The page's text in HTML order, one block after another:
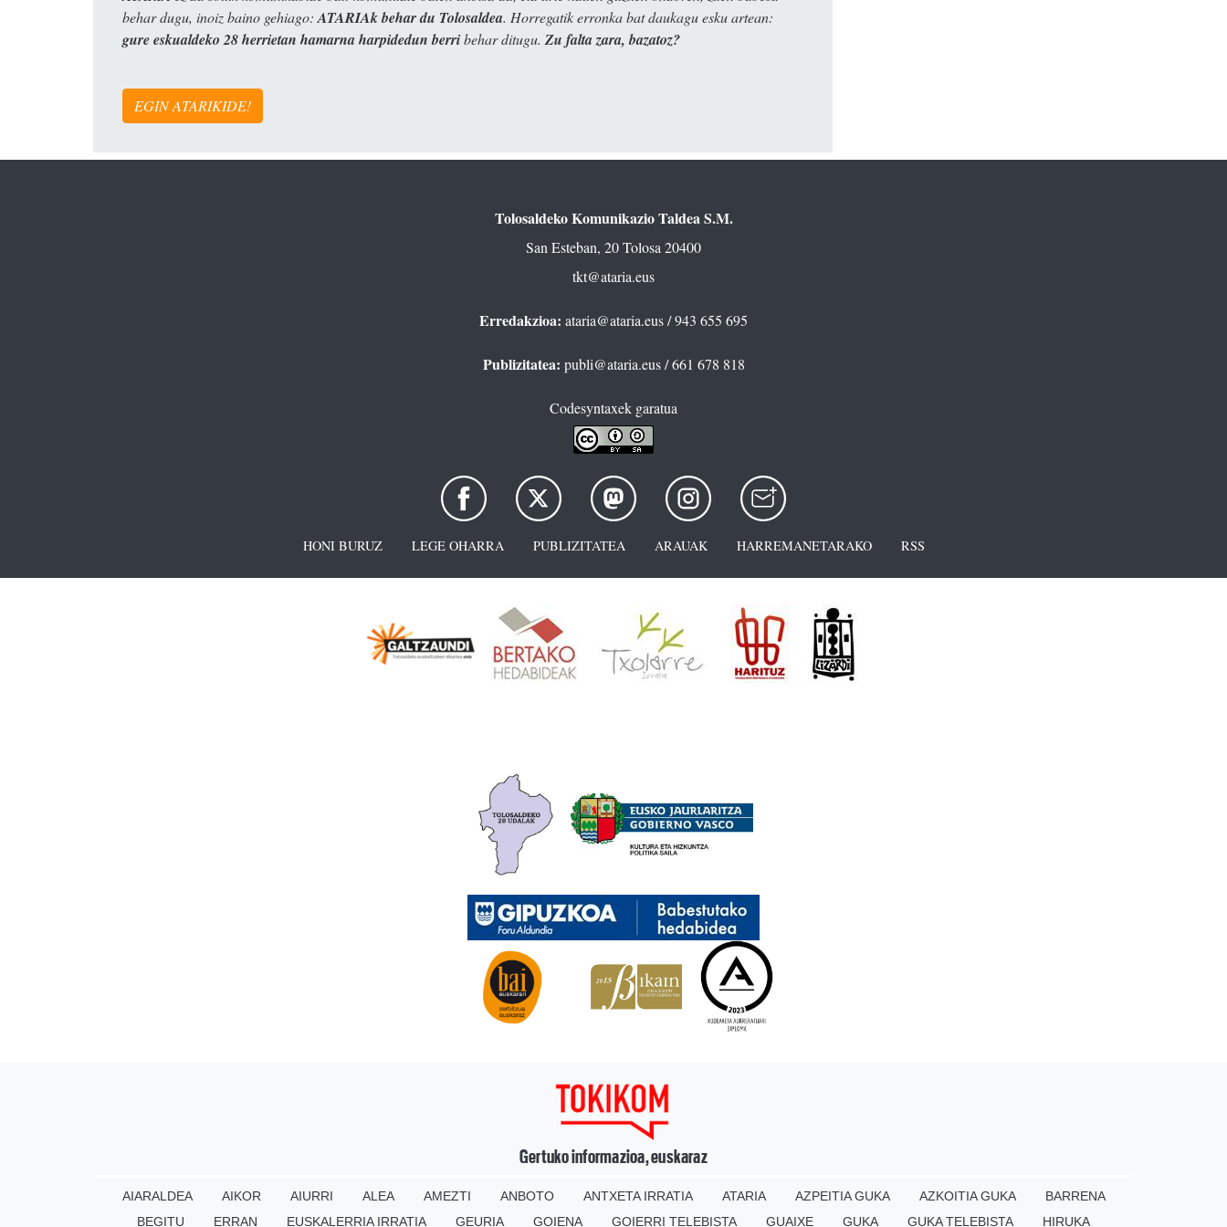
behar dugu, inoiz baino gehiago:ATARIAk behar du Tolosaldea. Horregatik erronka bat daukagu esku artean:
gure eskualdeko 28 herrietan hamarna harpidedun berribehar ditugu. Zu falta zara, bazatoz?
EGIN ATARIKIDE!
Tolosaldeko Komunikazio Taldea S.M.
San Esteban, 20 Tolosa 20400
tkt@ataria.eus
Erredakzioa: ataria@ataria.eus/ 943 655 695
Publizitatea: publi@ataria.eus/ 661 678 818
Codesyntaxek garatua
HONI BURUZ LEGE OHARRA PUBLIZITATEA ARAUAK HARREMANETARAKO RSS
Gertuko informazioa, euskaraz
AIARALDEA AIKOR AIURRI ALEA AMEZTI ANBOTO ANTXETA IRRATIA ATARIA AZPEITIA GUKA AZKOITIA GUKA
BARRENA
BEGITU
ERRAN EUSKALERRIA IRRATIA GEURIA GOIENA GOIERRI TELEBISTA GUAIXE GUKA GUKA TELEBISTA HIRUKA